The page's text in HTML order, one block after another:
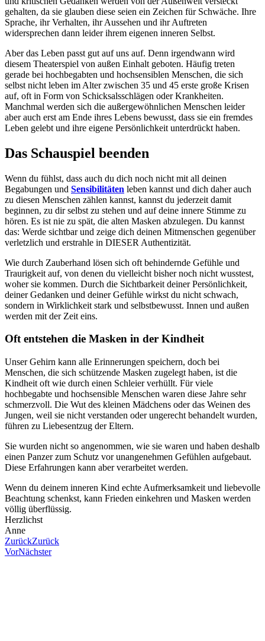
gehalten, da sie glauben diese seien ein Zeichen für Schwäche. Ihre
Sprache, ihr Verhalten, ihr Aussehen und ihr Auftreten
widersprechen dann leider ihrem eigenen inneren Selbst.
Aber das Leben passt gut auf uns auf. Denn irgendwann wird
diesem Theaterspiel von außen Einhalt geboten. Häufig treten
gerade bei hochbegabten und hochsensiblen Menschen, die sich
selbst nicht leben im Alter zwischen 35 und 45 erste große Krisen
auf, oft in Form von Schicksalsschlägen oder Krankheiten.
Manchmal werden sich die außergewöhnlichen Menschen leider
aber auch erst am Ende ihres Lebens bewusst, dass sie ein fremdes
Leben gelebt und ihre eigene Persönlichkeit unterdrückt haben.
Das Schauspiel beenden
Wenn du fühlst, dass auch du dich noch nicht mit all deinen
Begabungen und Sensibilitäten leben kannst und dich daher auch
zu diesen Menschen zählen kannst, kannst du jederzeit damit
beginnen, zu dir selbst zu stehen und auf deine innere Stimme zu
hören. Es ist nie zu spät, die alten Masken abzulegen. Du kannst
das: Werde sichtbar und zeige dich deinen Mitmenschen gegenüber
verletzlich und erstrahle in DIESER Authentizität.
Wie durch Zauberhand lösen sich oft behindernde Gefühle und
Traurigkeit auf, von denen du vielleicht bisher noch nicht wusstest,
woher sie kommen. Durch die Sichtbarkeit deiner Persönlichkeit,
deiner Gedanken und deiner Gefühle wirkst du nicht schwach,
sondern in Wirklichkeit stark und selbstbewusst. Innen und außen
werden mit der Zeit eins.
Oft entstehen die Masken in der Kindheit
Unser Gehirn kann alle Erinnerungen speichern, doch bei
Menschen, die sich schützende Masken zugelegt haben, ist die
Kindheit oft wie durch einen Schleier verhüllt. Für viele
hochbegabte und hochsensible Menschen waren diese Jahre sehr
schmerzvoll. Die Wut des kleinen Mädchens oder das Weinen des
Jungen, weil sie nicht verstanden oder ungerecht behandelt wurden,
führen zu Liebesentzug der Eltern.
Sie wurden nicht so angenommen, wie sie waren und haben deshalb
einen Panzer zum Schutz vor unangenehmen Gefühlen aufgebaut.
Diese Erfahrungen kann aber verarbeitet werden.
Wenn du deinem inneren Kind echte Aufmerksamkeit und liebevolle
Beachtung schenkst, kann Frieden einkehren und Masken werden
völlig überflüssig.
Herzlichst
Anne
ZurückZurück
VorNächster